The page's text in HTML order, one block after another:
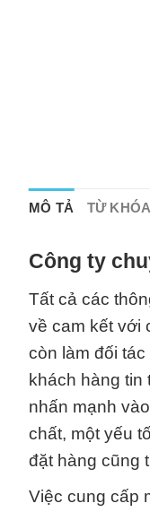
MÔ TẢ TỪ KHÓA
Công ty
Tất cả các
về cam kết với
còn làm đối
khách hàng
nhấn mạnh
chất, một yếu
đặt hàng cũng
Việc cung cấp